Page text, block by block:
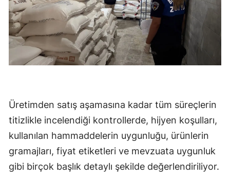
Üretimden satış aşamasına kadar tüm süreçlerin
titizlikle incelendiği kontrollerde, hijyen koşulları,
kullanılan hammaddelerin uygunluğu, ürünlerin
gramajları, fiyat etiketleri ve mevzuata uygunluk
gibi birçok başlık detaylı şekilde değerlendiriliyor.